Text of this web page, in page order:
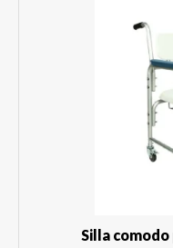
Silla comodo